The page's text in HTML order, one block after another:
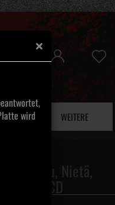
wird
UND EFEU WEITERE
- Negu, Nietä,
CD